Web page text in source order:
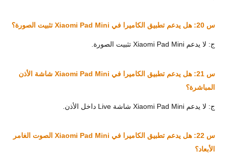
س 20: هل يدعم تطبيق الكاميرا في Xiaomi Pad Mini تثبيت الصورة؟
ج: لا يدعم Xiaomi Pad Mini تثبيت الصورة.
س 21: هل يدعم تطبيق الكاميرا في Xiaomi Pad Mini شاشة الأذن
المباشرة؟
ج: لا يدعم Xiaomi Pad Mini شاشة Live داخل الأذن.
س 22: هل يدعم تطبيق الكاميرا في Xiaomi Pad Mini الصوت الغامر
الأبعاد؟